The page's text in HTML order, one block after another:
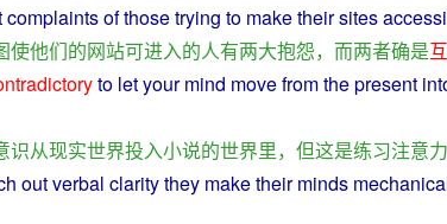
complaintsofthosetrying to maketheirsites
使他们的网站可进入的人有两大抱怨， 而两者确是
to letyour mind movefromthepresent
识从现实世界投入小说的世界里， 但这是练习注意力
outverbal claritythey maketheir minds